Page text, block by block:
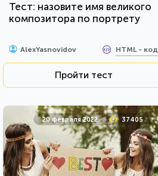
Тест: назовите имя великого
композитора по портрету
AlexYasnovidov HTML - код
Пройти тест
20 февраля 2022 37405